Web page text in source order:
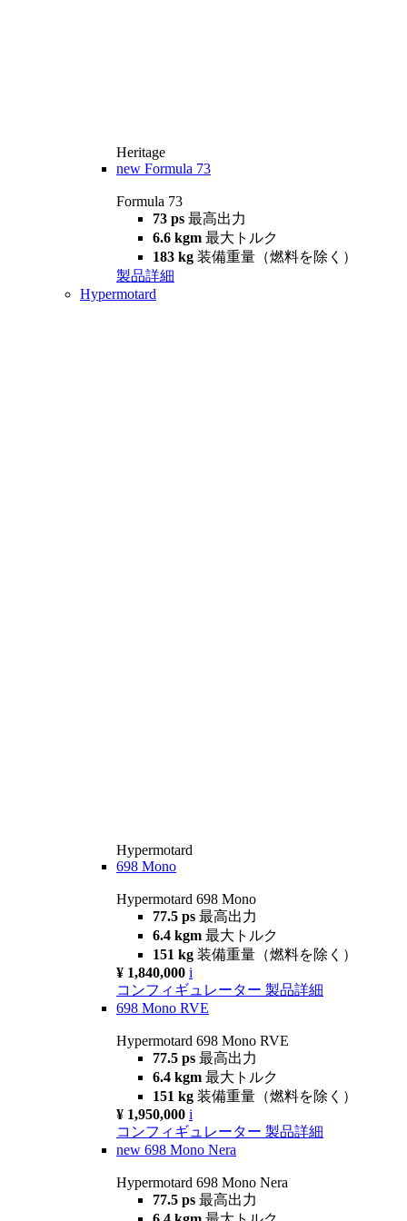
Heritage
new Formula 73
Formula 73
73 ps 最高出力
6.6 kgm 最大トルク
183 kg 装備重量（燃料を除く）
製品詳細
Hypermotard
Hypermotard
698 Mono
Hypermotard 698 Mono
77.5 ps 最高出力
6.4 kgm 最大トルク
151 kg 装備重量（燃料を除く）
¥ 1,840,000 i
コンフィギュレーター 製品詳細
698 Mono RVE
Hypermotard 698 Mono RVE
77.5 ps 最高出力
6.4 kgm 最大トルク
151 kg 装備重量（燃料を除く）
¥ 1,950,000 i
コンフィギュレーター 製品詳細
new 698 Mono Nera
Hypermotard 698 Mono Nera
77.5 ps 最高出力